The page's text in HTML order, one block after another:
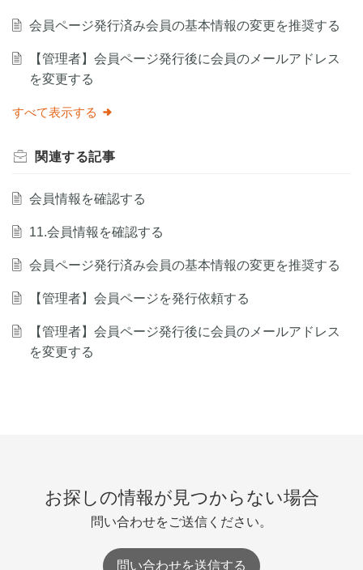
会員ページ発行済み会員の基本情報の変更を推奨する
【管理者】会員ページ発行後に会員のメールアドレス
を変更する
すべて表示する
関連する記事
会員情報を確認する
11.会員情報を確認する
会員ページ発行済み会員の基本情報の変更を推奨する
【管理者】会員ページを発行依頼する
【管理者】会員ページ発行後に会員のメールアドレス
を変更する
お探しの情報が見つからない場合
問い合わせをご送信ください。
問い合わせを送信する